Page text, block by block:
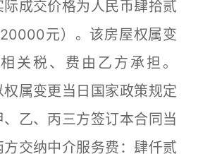
成交价格为人民币肆拾贰
元）。该房屋权属变
关税、费由乙方承担。
权属变更当日国家政策规定
乙、丙三方签订本合同当
方交纳中介服务费：肆仟贰